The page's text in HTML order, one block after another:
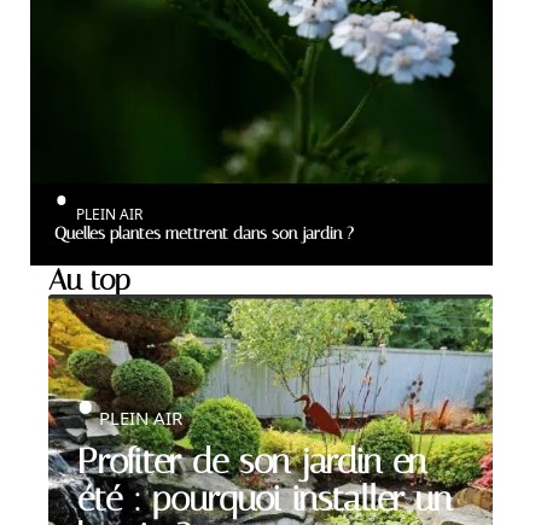
PLEIN AIR
Quelles plantes mettrent dans son jardin ?
Au top
Profiter de son jardin en
été : pourquoi installer un
PLEIN AIR